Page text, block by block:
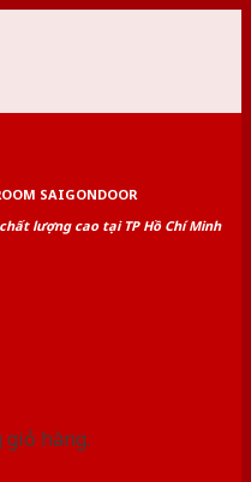
SAIGONDOOR
lượng cao tại TP Hồ Chí Minh
giỏ hàng.